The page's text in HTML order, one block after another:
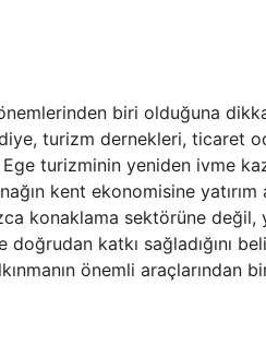
biri olduğuna
turizm dernekleri, ticaret
turizminin yeniden ivme
kent ekonomisine yatırım
konaklama sektörüne değil,
katkı sağladığını
önemli araçlarından